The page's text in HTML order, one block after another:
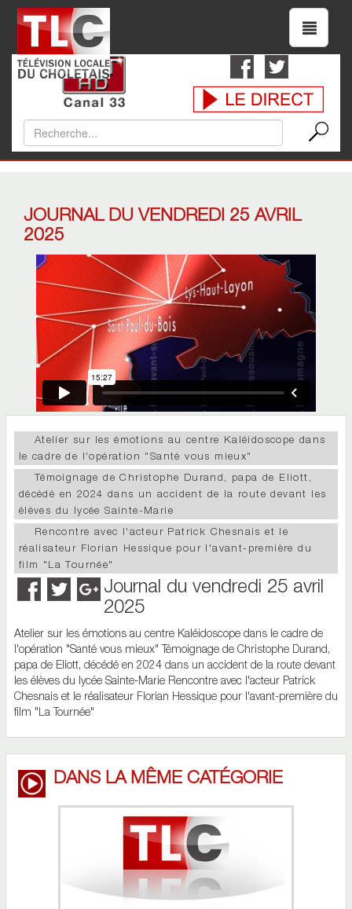
JOURNAL DU VENDREDI 25 AVRIL
2025
Atelier sur les émotions au centre Kaléidoscope dans
le cadre de l'opération "Santé vous mieux"
Témoignage de Christophe Durand, papa de Eliott,
décédé en 2024 dans un accident de la route devant les
élèves du lycée Sainte-Marie
Rencontre avec l'acteur Patrick Chesnais et le
réalisateur Florian Hessique pour l'avant-première du
film "La Tournée"
Journal du vendredi 25 avril
2025
Atelier sur les émotions au centre Kaléidoscope dans le cadre de
l'opération "Santé vous mieux" Témoignage de Christophe Durand,
papa de Eliott, décédé en 2024 dans un accident de la route devant
les élèves du lycée Sainte-Marie Rencontre avec l'acteur Patrick
Chesnais et le réalisateur Florian Hessique pour l'avant-première du
film "La Tournée"
DANS LA MÊME CATÉGORIE